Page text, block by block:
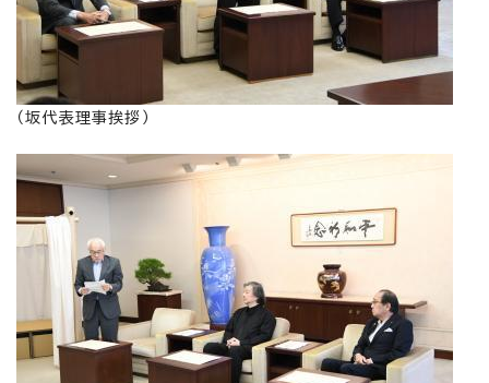
（坂代表理事挨拶）